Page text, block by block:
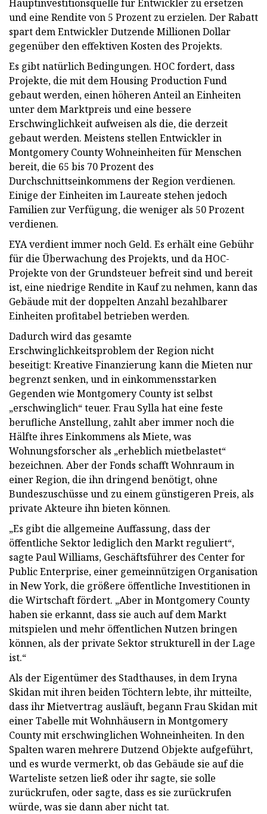
Hauptinvestitionsquelle für Entwickler zu ersetzen
und eine Rendite von 5 Prozent zu erzielen. Der Rabatt
spart dem Entwickler Dutzende Millionen Dollar
gegenüber den effektiven Kosten des Projekts.
Es gibt natürlich Bedingungen. HOC fordert, dass
Projekte, die mit dem Housing Production Fund
gebaut werden, einen höheren Anteil an Einheiten
unter dem Marktpreis und eine bessere
Erschwinglichkeit aufweisen als die, die derzeit
gebaut werden. Meistens stellen Entwickler in
Montgomery County Wohneinheiten für Menschen
bereit, die 65 bis 70 Prozent des
Durchschnittseinkommens der Region verdienen.
Einige der Einheiten im Laureate stehen jedoch
Familien zur Verfügung, die weniger als 50 Prozent
verdienen.
EYA verdient immer noch Geld. Es erhält eine Gebühr
für die Überwachung des Projekts, und da HOC-
Projekte von der Grundsteuer befreit sind und bereit
ist, eine niedrige Rendite in Kauf zu nehmen, kann das
Gebäude mit der doppelten Anzahl bezahlbarer
Einheiten profitabel betrieben werden.
Dadurch wird das gesamte
Erschwinglichkeitsproblem der Region nicht
beseitigt: Kreative Finanzierung kann die Mieten nur
begrenzt senken, und in einkommensstarken
Gegenden wie Montgomery County ist selbst
„erschwinglich“ teuer. Frau Sylla hat eine feste
berufliche Anstellung, zahlt aber immer noch die
Hälfte ihres Einkommens als Miete, was
Wohnungsforscher als „erheblich mietbelastet“
bezeichnen. Aber der Fonds schafft Wohnraum in
einer Region, die ihn dringend benötigt, ohne
Bundeszuschüsse und zu einem günstigeren Preis, als
private Akteure ihn bieten können.
„Es gibt die allgemeine Auffassung, dass der
öffentliche Sektor lediglich den Markt reguliert“,
sagte Paul Williams, Geschäftsführer des Center for
Public Enterprise, einer gemeinnützigen Organisation
in New York, die größere öffentliche Investitionen in
die Wirtschaft fördert. „Aber in Montgomery County
haben sie erkannt, dass sie auch auf dem Markt
mitspielen und mehr öffentlichen Nutzen bringen
können, als der private Sektor strukturell in der Lage
ist.“
Als der Eigentümer des Stadthauses, in dem Iryna
Skidan mit ihren beiden Töchtern lebte, ihr mitteilte,
dass ihr Mietvertrag ausläuft, begann Frau Skidan mit
einer Tabelle mit Wohnhäusern in Montgomery
County mit erschwinglichen Wohneinheiten. In den
Spalten waren mehrere Dutzend Objekte aufgeführt,
und es wurde vermerkt, ob das Gebäude sie auf die
Warteliste setzen ließ oder ihr sagte, sie solle
zurückrufen, oder sagte, dass es sie zurückrufen
würde, was sie dann aber nicht tat.